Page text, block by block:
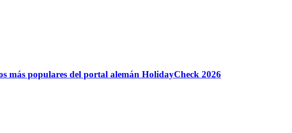
más populares del portal alemán HolidayCheck 2026